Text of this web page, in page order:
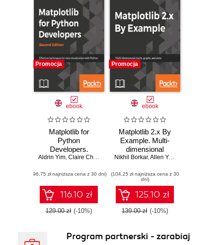
Promocja
ebook
Matplotlib for
Python
Developers.
Effective
visualization with
Python - Second
Edition
Aldrin Yim, Claire Chung Allen Yu
(96,75 zł najniższa cena z 30 dni)
116.10 zł
129.00 zł (-10%)
Promocja
ebook
Matplotlib 2.x By
Example. Multi-
dimensional
charts, graphs, and
Nikhil Borkar,Allen Yu ,
(104,25 zł najniższa cena z 30
dni)
125.10 zł
139.00 zł (-10%)
Program partnerski - zarabiaj